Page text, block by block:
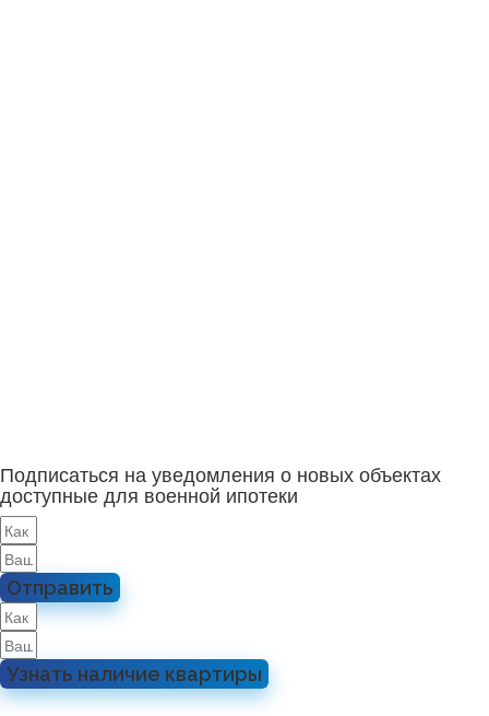
Подписаться на уведомления о новых объектах
доступные для военной ипотеки
Отправить
Узнать наличие квартиры